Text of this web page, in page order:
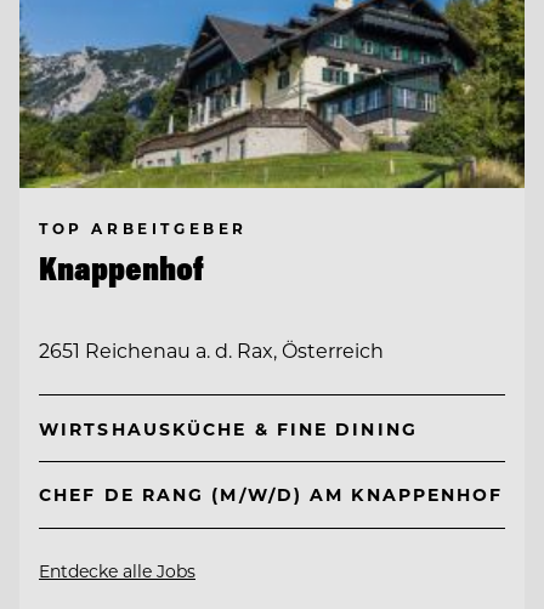
TOP ARBEITGEBER
Knappenhof
2651 Reichenau a. d. Rax, Österreich
WIRTSHAUSKÜCHE & FINE DINING
CHEF DE RANG (M/W/D) AM KNAPPENHOF
Entdecke alle Jobs